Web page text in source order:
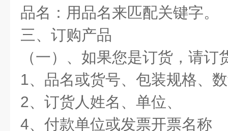
品名：用品名来匹配关键字。
三、订购产品
（一）、如果您是订货，请
1、品名或货号、包装规格、
2、订货人姓名、单位、
4、付款单位或发票开票名称